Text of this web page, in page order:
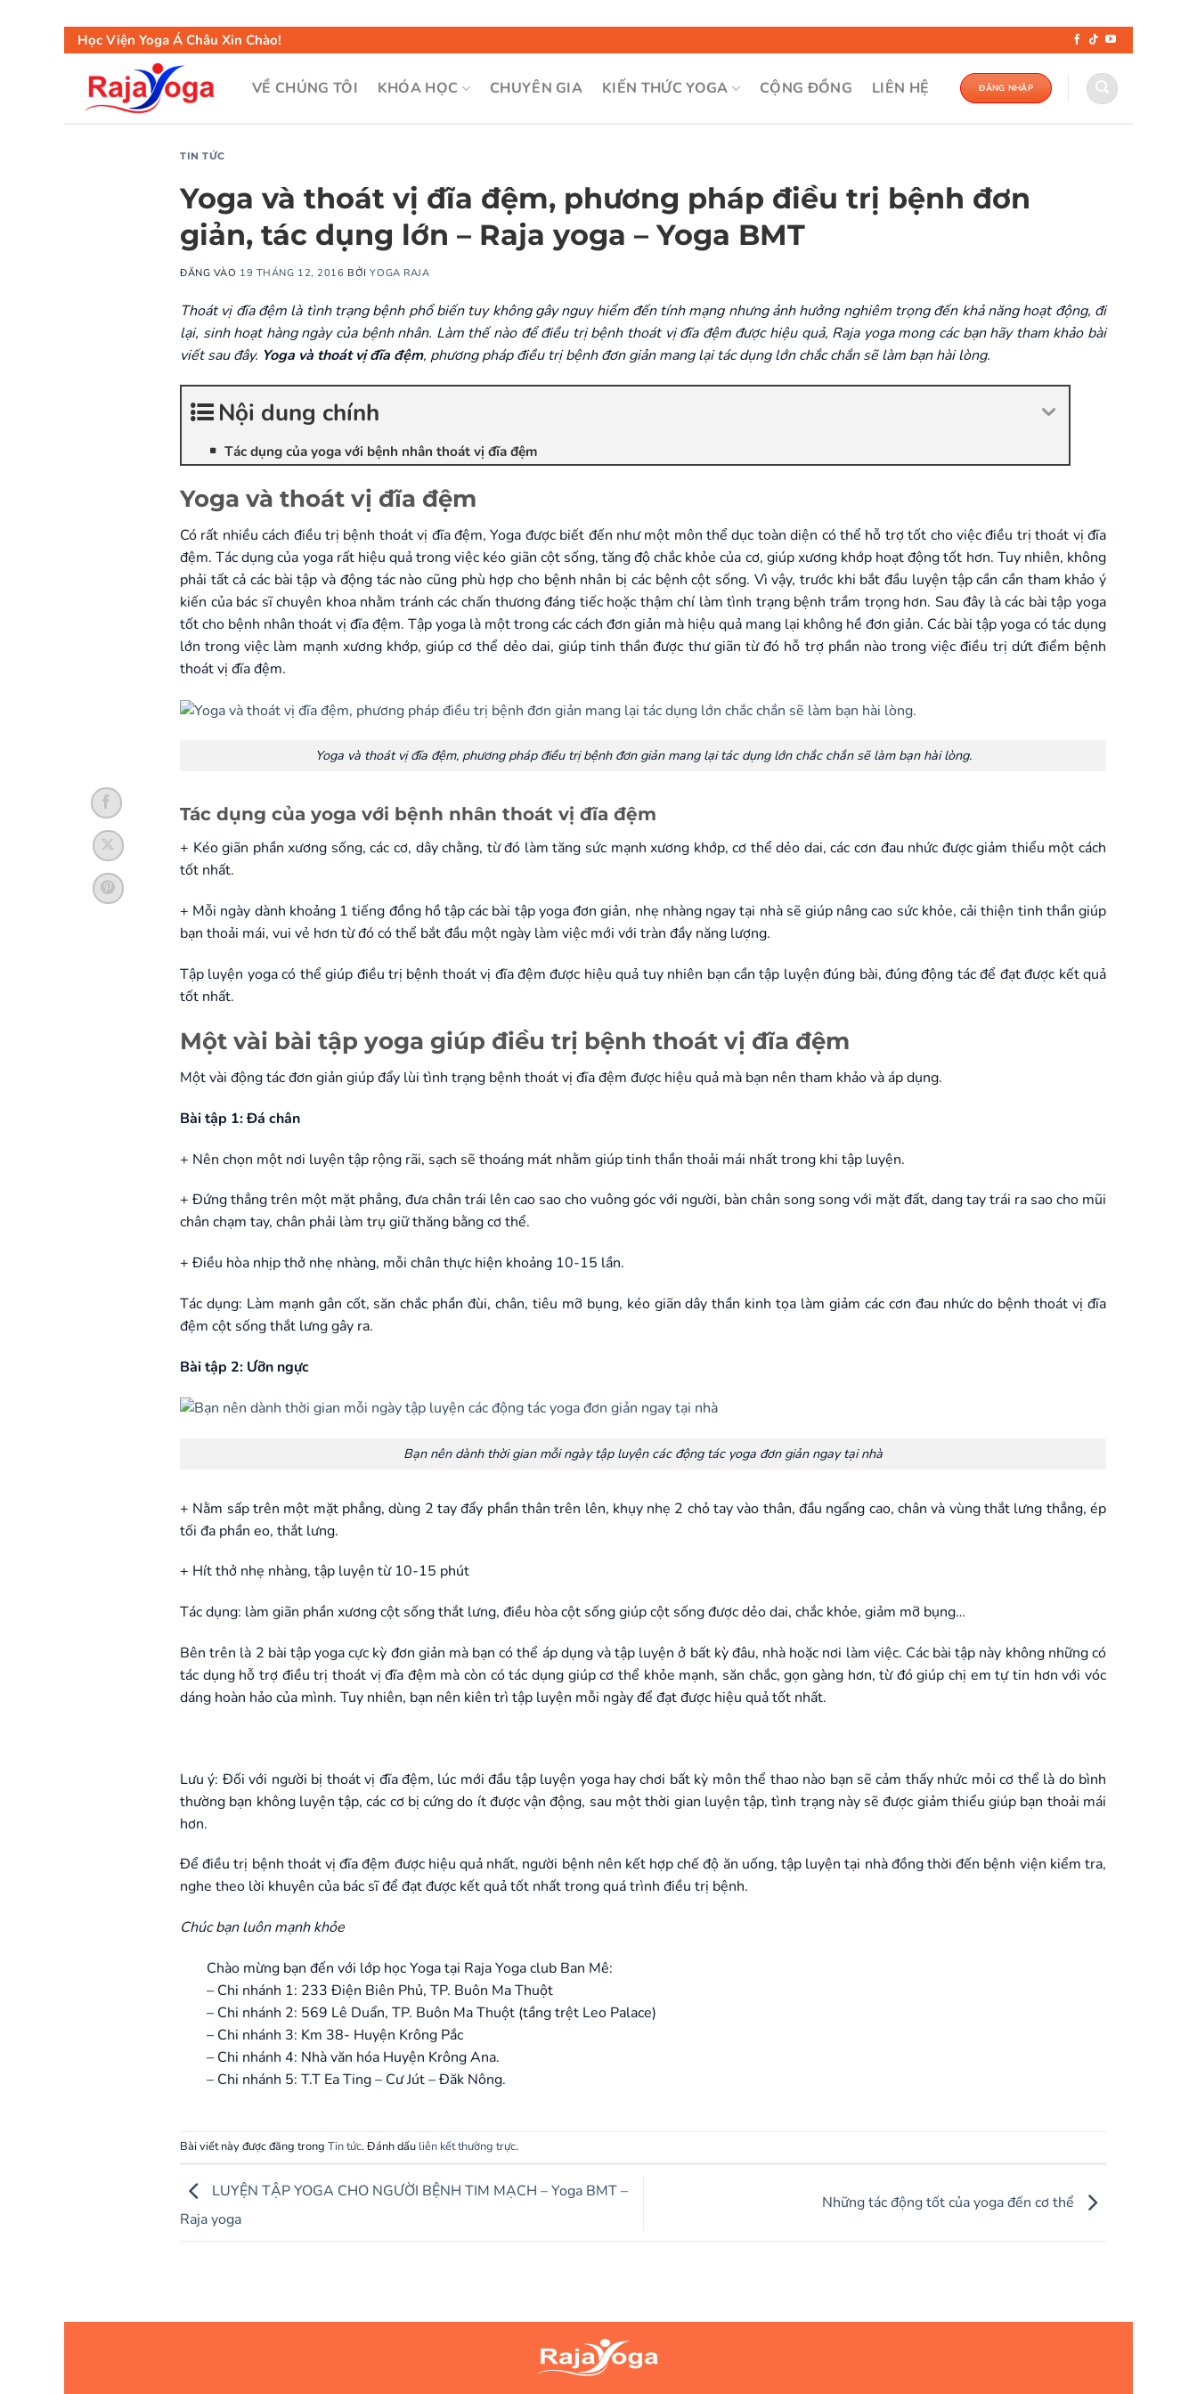
qua
nội
Học Viện Yoga Á Châu Xin Chào!
VỀ CHÚNG TÔI KHÓA HỌC CHUYÊN GIA KIẾN THỨC YOGA CỘNG ĐỒNG LIÊN HỆ ĐĂNG NHẬP
TIN TỨC
Yoga và thoát vị đĩa đệm, phương pháp điều trị bệnh đơn
giản, tác dụng lớn – Raja yoga – Yoga BMT
ĐĂNG VÀO 19 THÁNG 12, 2016 BỞIYOGA RAJA
Thoát vị đĩa đệm là tình trạng bệnh phổ biến tuy không gây nguy hiểm đến tính mạng nhưng ảnh hưởng nghiêm trọng đến khả năng hoạt động, đi
lại, sinh hoạt hàng ngày của bệnh nhân. Làm thế nào để điều trị bệnh thoát vị đĩa đệm được hiệu quả, Raja yoga mong các bạn hãy tham khảo bài
viết sau đây. Yoga và thoát vị đĩa đệm, phương pháp điều trị bệnh đơn giản mang lại tác dụng lớn chắc chắn sẽ làm bạn hài lòng.
Nội dung chính
Tác dụng của yoga với bệnh nhân thoát vị đĩa đệm
Yoga và thoát vị đĩa đệm
Có rất nhiều cách điều trị bệnh thoát vị đĩa đệm, Yoga được biết đến như một môn thể dục toàn diện có thể hỗ trợ tốt cho việc điều trị thoát vị đĩa
đệm. Tác dụng của yoga rất hiệu quả trong việc kéo giãn cột sống, tăng độ chắc khỏe của cơ, giúp xương khớp hoạt động tốt hơn. Tuy nhiên, không
phải tất cả các bài tập và động tác nào cũng phù hợp cho bệnh nhân bị các bệnh cột sống. Vì vậy, trước khi bắt đầu luyện tập cần cần tham khảo ý
kiến của bác sĩ chuyên khoa nhằm tránh các chấn thương đáng tiếc hoặc thậm chí làm tình trạng bệnh trầm trọng hơn. Sau đây là các bài tập yoga
tốt cho bệnh nhân thoát vị đĩa đệm. Tập yoga là một trong các cách đơn giản mà hiệu quả mang lại không hề đơn giản. Các bài tập yoga có tác dụng
lớn trong việc làm mạnh xương khớp, giúp cơ thể dẻo dai, giúp tinh thần được thư giãn từ đó hỗ trợ phần nào trong việc điều trị dứt điểm bệnh
thoát vị đĩa đệm.
Yoga và thoát vị đĩa đệm, phương pháp điều trị bệnh đơn giản mang lại tác dụng lớn chắc chắn sẽ làm bạn hài lòng.
Tác dụng của yoga với bệnh nhân thoát vị đĩa đệm
+ Kéo giãn phần xương sống, các cơ, dây chằng, từ đó làm tăng sức mạnh xương khớp, cơ thể dẻo dai, các cơn đau nhức được giảm thiểu một cách
tốt nhất.
+ Mỗi ngày dành khoảng 1 tiếng đồng hồ tập các bài tập yoga đơn giản, nhẹ nhàng ngay tại nhà sẽ giúp nâng cao sức khỏe, cải thiện tinh thần giúp
bạn thoải mái, vui vẻ hơn từ đó có thể bắt đầu một ngày làm việc mới với tràn đầy năng lượng.
Tập luyện yoga có thể giúp điều trị bệnh thoát vị đĩa đệm được hiệu quả tuy nhiên bạn cần tập luyện đúng bài, đúng động tác để đạt được kết quả
tốt nhất.
Một vài bài tập yoga giúp điều trị bệnh thoát vị đĩa đệm
Một vài động tác đơn giản giúp đẩy lùi tình trạng bệnh thoát vị đĩa đệm được hiệu quả mà bạn nên tham khảo và áp dụng.
Bài tập 1: Đá chân
+ Nên chọn một nơi luyện tập rộng rãi, sạch sẽ thoáng mát nhằm giúp tinh thần thoải mái nhất trong khi tập luyện.
+ Đứng thẳng trên một mặt phẳng, đưa chân trái lên cao sao cho vuông góc với người, bàn chân song song với mặt đất, dang tay trái ra sao cho mũi
chân chạm tay, chân phải làm trụ giữ thăng bằng cơ thể.
+ Điều hòa nhịp thở nhẹ nhàng, mỗi chân thực hiện khoảng 10-15 lần.
Tác dụng: Làm mạnh gân cốt, săn chắc phần đùi, chân, tiêu mỡ bụng, kéo giãn dây thần kinh tọa làm giảm các cơn đau nhức do bệnh thoát vị đĩa
đệm cột sống thắt lưng gây ra.
Bài tập 2: Ưỡn ngực
Bạn nên dành thời gian mỗi ngày tập luyện các động tác yoga đơn giản ngay tại nhà
+ Nằm sấp trên một mặt phẳng, dùng 2 tay đẩy phần thân trên lên, khụy nhẹ 2 chỏ tay vào thân, đầu ngẩng cao, chân và vùng thắt lưng thẳng, ép
tối đa phần eo, thắt lưng.
+ Hít thở nhẹ nhàng, tập luyện từ 10-15 phút
Tác dụng: làm giãn phần xương cột sống thắt lưng, điều hòa cột sống giúp cột sống được dẻo dai, chắc khỏe, giảm mỡ bụng…
Bên trên là 2 bài tập yoga cực kỳ đơn giản mà bạn có thể áp dụng và tập luyện ở bất kỳ đâu, nhà hoặc nơi làm việc. Các bài tập này không những có
tác dụng hỗ trợ điều trị thoát vị đĩa đệm mà còn có tác dụng giúp cơ thể khỏe mạnh, săn chắc, gọn gàng hơn, từ đó giúp chị em tự tin hơn với vóc
dáng hoàn hảo của mình. Tuy nhiên, bạn nên kiên trì tập luyện mỗi ngày để đạt được hiệu quả tốt nhất.
Lưu ý: Đối với người bị thoát vị đĩa đệm, lúc mới đầu tập luyện yoga hay chơi bất kỳ môn thể thao nào bạn sẽ cảm thấy nhức mỏi cơ thể là do bình
thường bạn không luyện tập, các cơ bị cứng do ít được vận động, sau một thời gian luyện tập, tình trạng này sẽ được giảm thiểu giúp bạn thoải mái
hơn.
Để điều trị bệnh thoát vị đĩa đệm được hiệu quả nhất, người bệnh nên kết hợp chế độ ăn uống, tập luyện tại nhà đồng thời đến bệnh viện kiểm tra,
nghe theo lời khuyên của bác sĩ để đạt được kết quả tốt nhất trong quá trình điều trị bệnh.
Chúc bạn luôn mạnh khỏe
Chào mừng bạn đến với lớp học Yoga tại Raja Yoga club Ban Mê:
– Chi nhánh 1: 233 Điện Biên Phủ, TP. Buôn Ma Thuột
– Chi nhánh 2: 569 Lê Duẩn, TP. Buôn Ma Thuột (tầng trệt Leo Palace)
– Chi nhánh 3: Km 38- Huyện Krông Pắc
– Chi nhánh 4: Nhà văn hóa Huyện Krông Ana.
– Chi nhánh 5: T.T Ea Ting – Cư Jút – Đăk Nông.
Bài viết này được đăng trong Tin tức. Đánh dấu liên kết thường trực.
LUYỆN TẬP YOGA CHO NGƯỜI BỆNH TIM MẠCH – Yoga BMT –
Raja yoga
Những tác động tốt của yoga đến cơ thể